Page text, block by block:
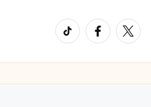
TikTokFacebook
Twitter